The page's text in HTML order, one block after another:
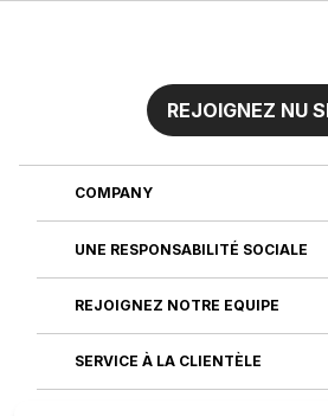
REJOIGNEZ NU
COMPANY
UNE RESPONSABILITÉ SOCIALE
REJOIGNEZ NOTRE EQUIPE
SERVICE À LA CLIENTÈLE